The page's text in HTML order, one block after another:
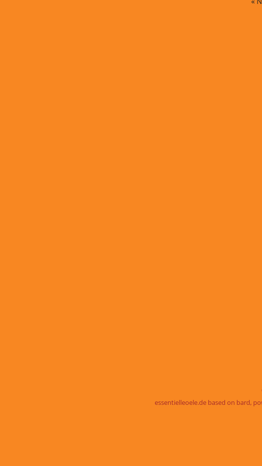
essentielleoele.de based on bard,